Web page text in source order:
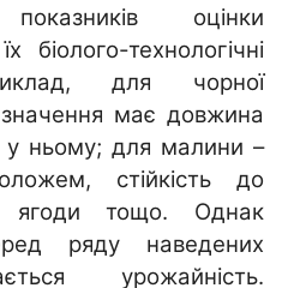
оцінки
біолого-технологічні
для чорної
має довжина
у ньому; для малини –
стійкість до
ягоди тощо. Однак
ряду наведених
урожайність.